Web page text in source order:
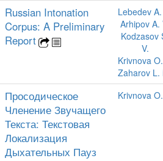
Russian Intonation
Corpus: A Preliminary
Report
Lebedev
Arhipov A.
Kodzasov
V.
Krivnova
Zaharov L.
Просодическое
Членение Звучащего
Текста: Текстовая
Локализация
Дыхательных Пауз
Krivnova